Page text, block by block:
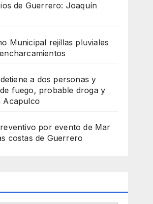
de Guerrero: Joaquín
Municipal rejillas pluviales
a dos personas y
fuego, probable droga y
Acapulco
por evento de Mar
costas de Guerrero